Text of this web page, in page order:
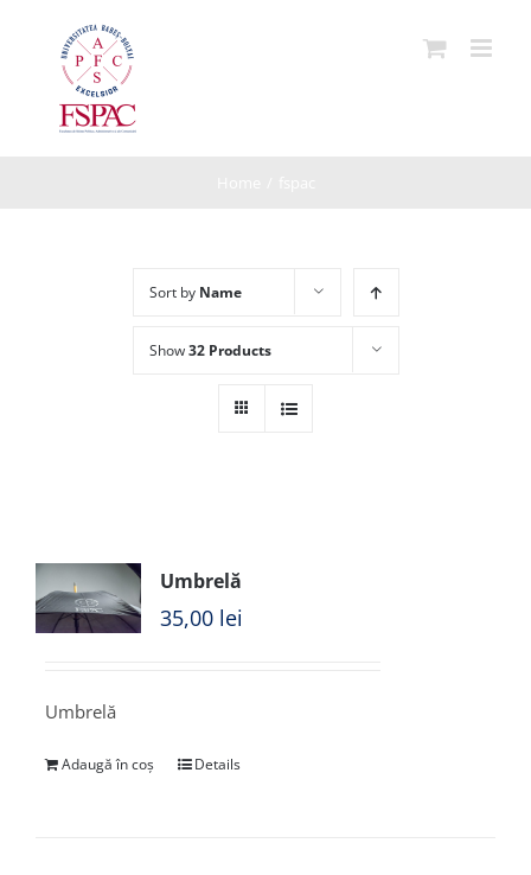
Sort by Name
Show32 Products
Umbrelă
35,00 lei
Umbrelă
Adaugă în coș Details